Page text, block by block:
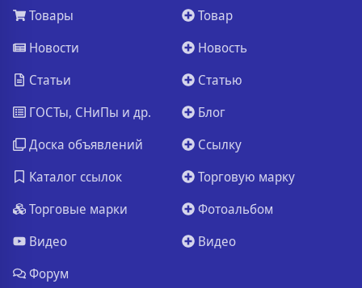
Товары
Новости
Статьи
ГОСТы, СНиПы и др.
Доска объявлений
Каталог ссылок
Торговые марки
Видео
Форум
Товар
Новость
Статью
Блог
Ссылку
Торговую марку
Фотоальбом
Видео